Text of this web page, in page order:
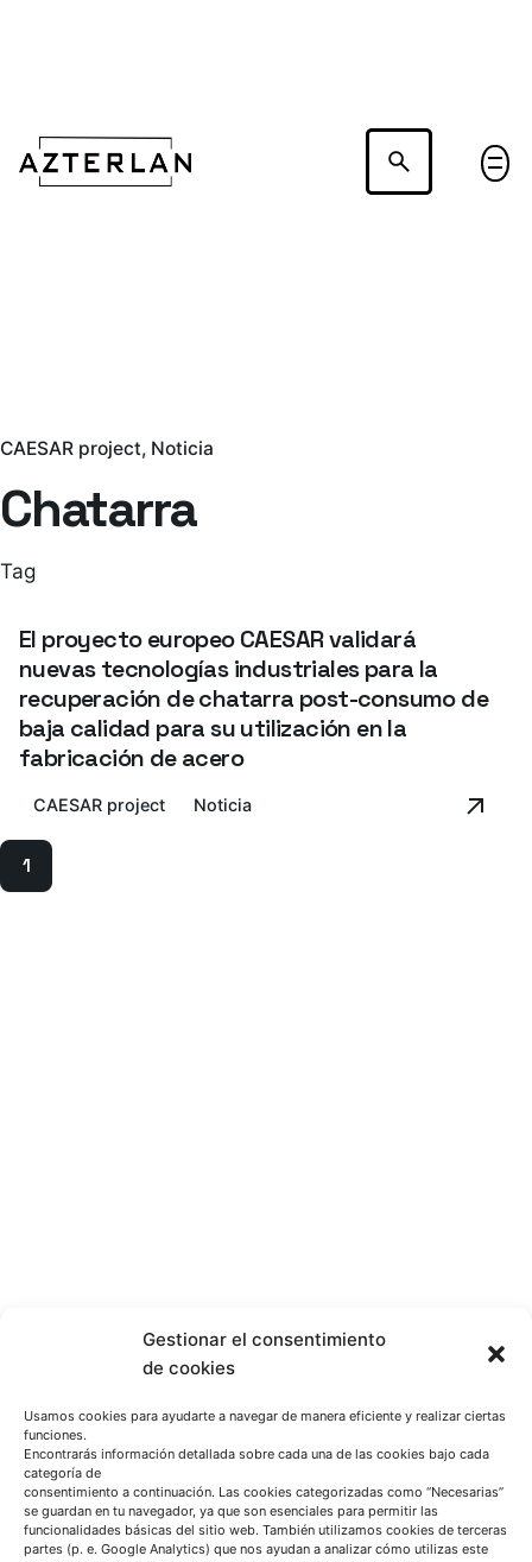
Gestionar el consentimiento
de cookies
Usamos cookies para ayudarte a navegar de manera eficiente y realizar ciertas
funciones.
Encontrarás información detallada sobre cada una de las cookies bajo cada
categoría de
consentimiento a continuación. Las cookies categorizadas como “Necesarias”
se guardan en tu navegador, ya que son esenciales para permitir las
funcionalidades básicas del sitio web. También utilizamos cookies de terceras
partes (p. e. Google Analytics) que nos ayudan a analizar cómo utilizas este
CAESAR project Noticia
Chatarra
Tag
El proyecto europeo CAESAR validará
nuevas tecnologías industriales para la
recuperación de chatarra post-consumo de
baja calidad para su utilización en la
fabricación de acero
CAESAR project Noticia
1